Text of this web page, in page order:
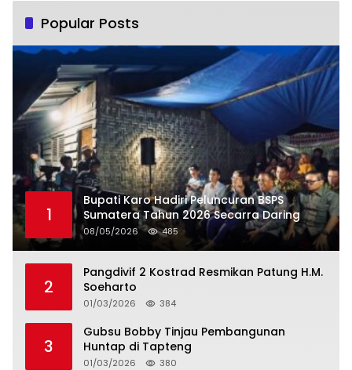
Popular Posts
1
Bupati Karo Hadiri Peluncuran BSPS
Sumatera Tahun 2026 Secarra Daring
08/05/2026 485
2
Pangdivif 2 Kostrad Resmikan Patung H.M.
Soeharto
01/03/2026 384
3
Gubsu Bobby Tinjau Pembangunan
Huntap di Tapteng
01/03/2026 380